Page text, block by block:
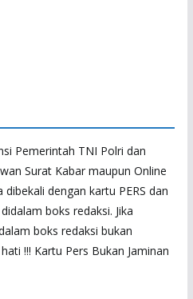
Pemerintah TNI Polri dan
Surat Kabar maupun Online
dibekali dengan kartu PERS dan
boks redaksi. Jika
boks redaksi bukan
!!! Kartu Pers Bukan Jaminan